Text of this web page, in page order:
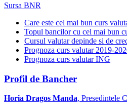
Sursa BNR
Care este cel mai bun curs
Topul bancilor cu cel mai bun
Cursul valutar depinde si de
Prognoza curs valutar 2019-
Prognoza curs valutar ING
Profil de Bancher
Horia Dragos Manda, Presedintele